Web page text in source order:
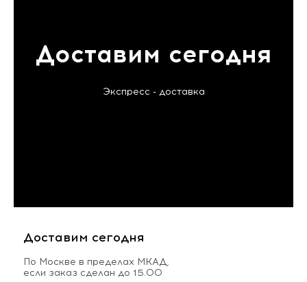
Доставим сегодня
Экспресс - доставка
Доставим сегодня
По Москве в пределах МКАД,
если заказ сделан до 15.00